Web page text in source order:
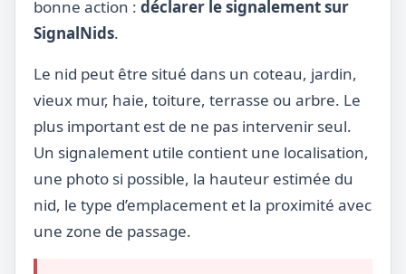
bonne action : déclarer le signalement sur
SignalNids.
Le nid peut être situé dans un coteau, jardin,
vieux mur, haie, toiture, terrasse ou arbre. Le
plus important est de ne pas intervenir seul.
Un signalement utile contient une localisation,
une photo si possible, la hauteur estimée du
nid, le type d’emplacement et la proximité avec
une zone de passage.